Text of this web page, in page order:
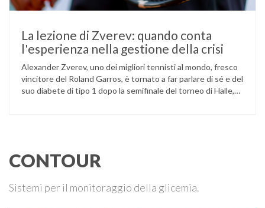
La lezione di Zverev: quando conta
l'esperienza nella gestione della crisi
Alexander Zverev, uno dei migliori tennisti al mondo, fresco
vincitore del Roland Garros, è tornato a far parlare di sé e del
suo diabete di tipo 1 dopo la semifinale del torneo di Halle,
CONTOUR
Sistemi per il monitoraggio della glicemia.